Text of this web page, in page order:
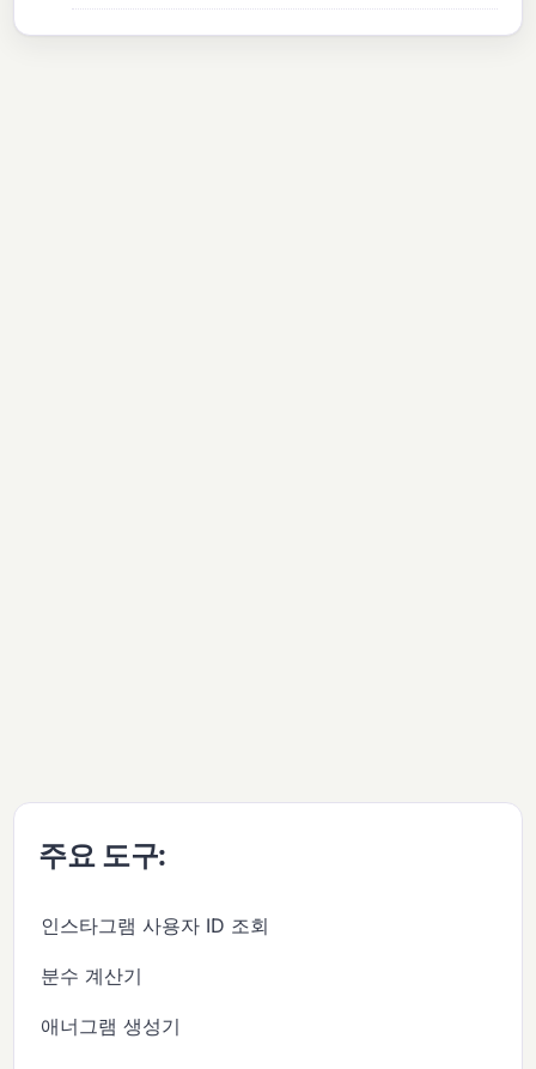
주요 도구:
인스타그램 사용자 ID 조회
분수 계산기
애너그램 생성기